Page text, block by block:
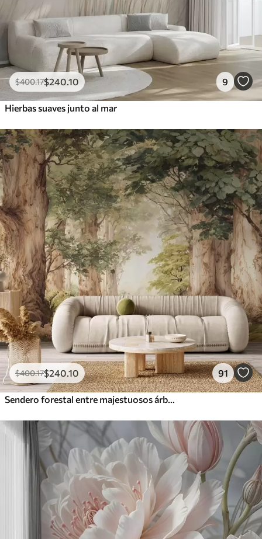
$400.17$240 .10 9
Hierbas suaves junto al mar
$400.17$240 .10 91